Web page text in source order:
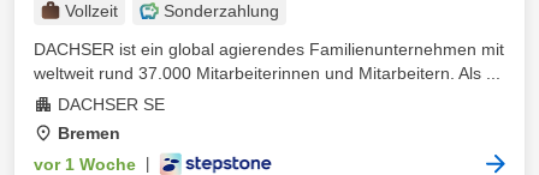
Vollzeit
Sonderzahlung
DACHSER ist ein global agierendes Familienunternehmen mit
weltweit rund 37.000 Mitarbeiterinnen und Mitarbeitern. Als ...
DACHSER SE
Bremen
vor 1 Woche